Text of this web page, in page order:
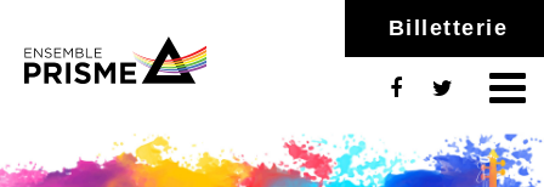
Billetterie